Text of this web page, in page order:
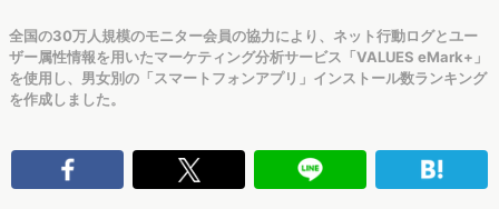
全国の30万人規模のモニター会員の協力により、ネット行動ログとユー
ザー属性情報を用いたマーケティング分析サービス「VALUES eMark+」
を使用し、男女別の「スマートフォンアプリ」インストール数ランキング
を作成しました。